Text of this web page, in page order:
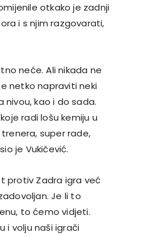
otkako je zadnji
i s njim razgovarati,
neće. Ali nikada ne
netko napraviti neki
kao i do sada.
radi lošu kemiju u
super rade,
je Vukičević.
protiv Zadra igra već
Je li to
to ćemo vidjeti.
i volju naši igrači